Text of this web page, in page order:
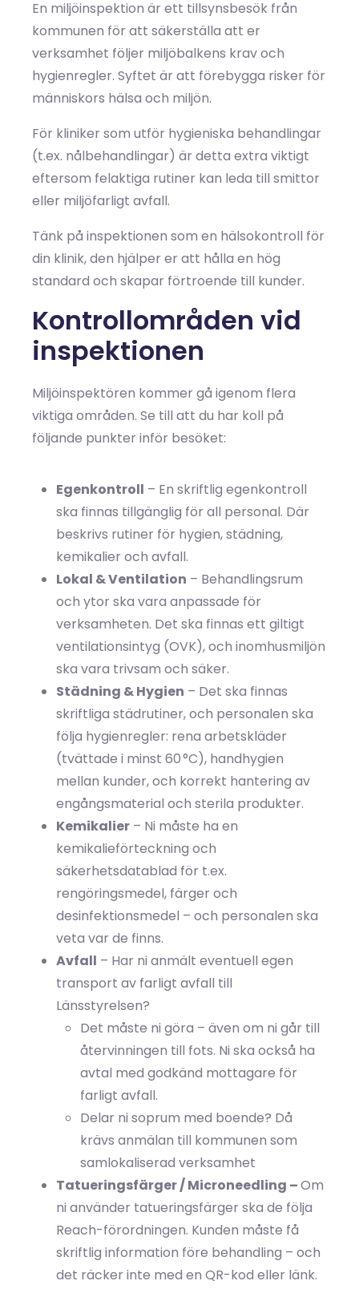
En miljöinspektion är ett tillsynsbesök från
kommunen för att säkerställa att er
verksamhet följer miljöbalkens krav och
hygienregler. Syftet är att förebygga risker för
människors hälsa och miljön.
För kliniker som utför hygieniska behandlingar
(t.ex. nålbehandlingar) är detta extra viktigt
eftersom felaktiga rutiner kan leda till smittor
eller miljöfarligt avfall.
Tänk på inspektionen som en hälsokontroll för
din klinik, den hjälper er att hålla en hög
standard och skapar förtroende till kunder.
Kontrollområden vid
inspektionen
Miljöinspektören kommer gå igenom flera
viktiga områden. Se till att du har koll på
följande punkter inför besöket:
Egenkontroll – En skriftlig egenkontroll
ska finnas tillgänglig för all personal. Där
beskrivs rutiner för hygien, städning,
kemikalier och avfall.
Lokal & Ventilation – Behandlingsrum
och ytor ska vara anpassade för
verksamheten. Det ska finnas ett giltigt
ventilationsintyg (OVK), och inomhusmiljön
ska vara trivsam och säker.
Städning & Hygien – Det ska finnas
skriftliga städrutiner, och personalen ska
följa hygienregler: rena arbetskläder
(tvättade i minst 60 °C), handhygien
mellan kunder, och korrekt hantering av
engångsmaterial och sterila produkter.
Kemikalier – Ni måste ha en
kemikalieförteckning och
säkerhetsdatablad för t.ex.
rengöringsmedel, färger och
desinfektionsmedel – och personalen ska
veta var de finns.
Avfall – Har ni anmält eventuell egen
transport av farligt avfall till
Länsstyrelsen?
Det måste ni göra – även om ni går till
återvinningen till fots. Ni ska också ha
avtal med godkänd mottagare för
farligt avfall.
Delar ni soprum med boende? Då
krävs anmälan till kommunen som
samlokaliserad verksamhet
Tatueringsfärger / Microneedling –Om
ni använder tatueringsfärger ska de följa
Reach-förordningen. Kunden måste få
skriftlig information före behandling – och
det räcker inte med en QR-kod eller länk.